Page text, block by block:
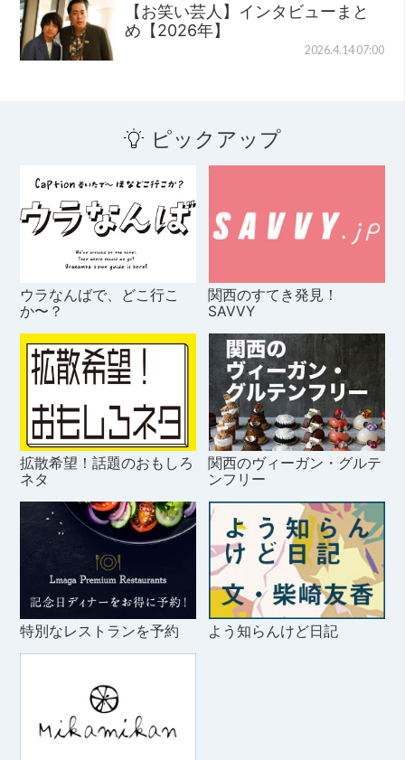
【お笑い芸人】インタビューまと
め【2026年】
2026.4.14 07:00
ピックアップ
ウラなんばで、どこ行こ
か〜？
関西のすてき発見！
SAVVY
拡散希望！話題のおもしろ
ネタ
関西のヴィーガン・グルテ
ンフリー
特別なレストランを予約 よう知らんけど日記